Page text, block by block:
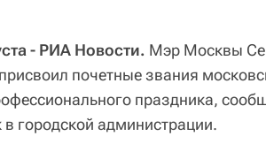
- РИА Новости. Мэр Москвы
почетные звания
праздника,
в городской администрации.